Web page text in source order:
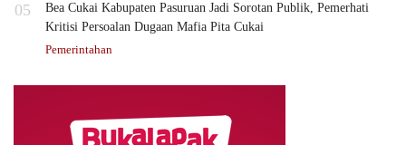
05
Bea Cukai Kabupaten Pasuruan Jadi Sorotan Publik, Pemerhati
Kritisi Persoalan Dugaan Mafia Pita Cukai
Pemerintahan